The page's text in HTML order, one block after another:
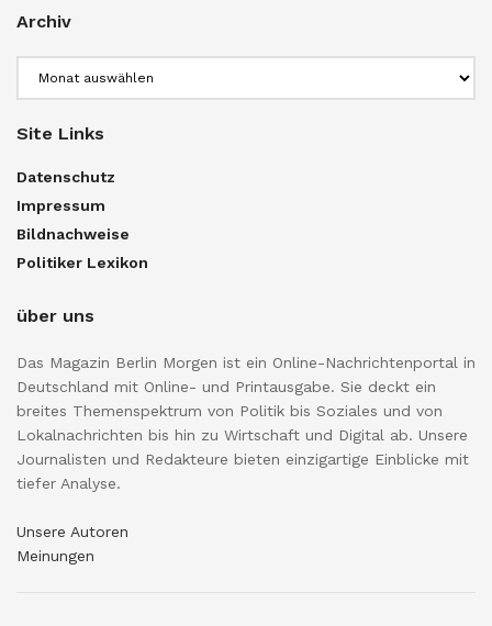
Archiv
Site Links
Datenschutz
Impressum
Bildnachweise
Politiker Lexikon
über uns
Das Magazin Berlin Morgen ist ein Online-Nachrichtenportal in
Deutschland mit Online- und Printausgabe. Sie deckt ein
breites Themenspektrum von Politik bis Soziales und von
Lokalnachrichten bis hin zu Wirtschaft und Digital ab. Unsere
Journalisten und Redakteure bieten einzigartige Einblicke mit
tiefer Analyse.
Unsere Autoren
Meinungen